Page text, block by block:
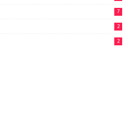
7
2
2